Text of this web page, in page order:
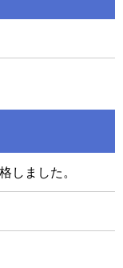
しました。